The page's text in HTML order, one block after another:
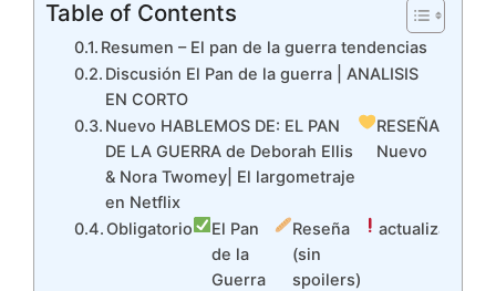
Table of Contents
Resumen – El pan de la guerra tendencias
Discusión El Pan de la guerra | ANALISIS
EN CORTO
Nuevo HABLEMOS DE: EL PAN
DE LA GUERRA de Deborah Ellis
& Nora Twomey| El largometraje
en Netflix
RESEÑA
Nuevo
Obligatorio
El Pan
de la
Guerra
Reseña
(sin
spoilers)
actualizar